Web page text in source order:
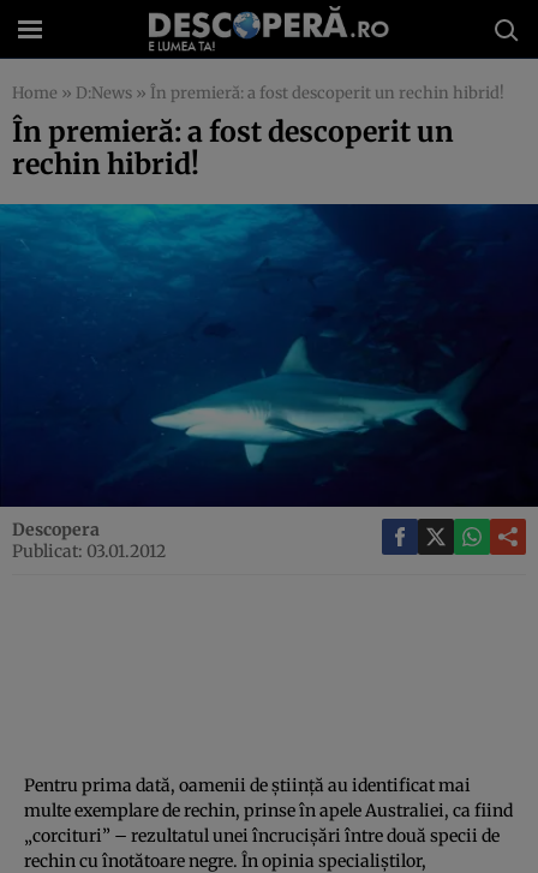
Home » D:News » În premieră: a fost descoperit un rechin hibrid!
În premieră: a fost descoperit un
rechin hibrid!
Descopera
Publicat: 03.01.2012
Pentru prima dată, oamenii de ştiinţă au identificat mai
multe exemplare de rechin, prinse în apele Australiei, ca fiind
„corcituri” – rezultatul unei încrucişări între două specii de
rechin cu înotătoare negre. În opinia specialiştilor,